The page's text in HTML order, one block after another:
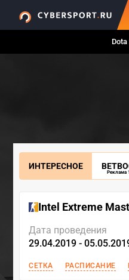
Dota
ИНТЕРЕСНОЕ
Реклама
Intel Extreme
Дата проведения
29.04.2019 -
СЕТКА РАСПИСАНИЕ